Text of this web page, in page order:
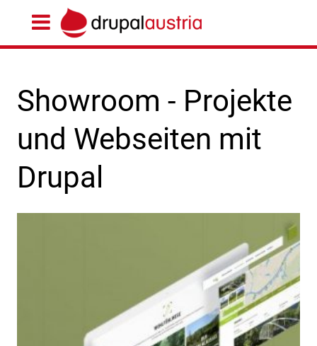
Showroom - Projekte
und Webseiten mit
Drupal